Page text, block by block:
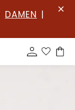
DAMEN |